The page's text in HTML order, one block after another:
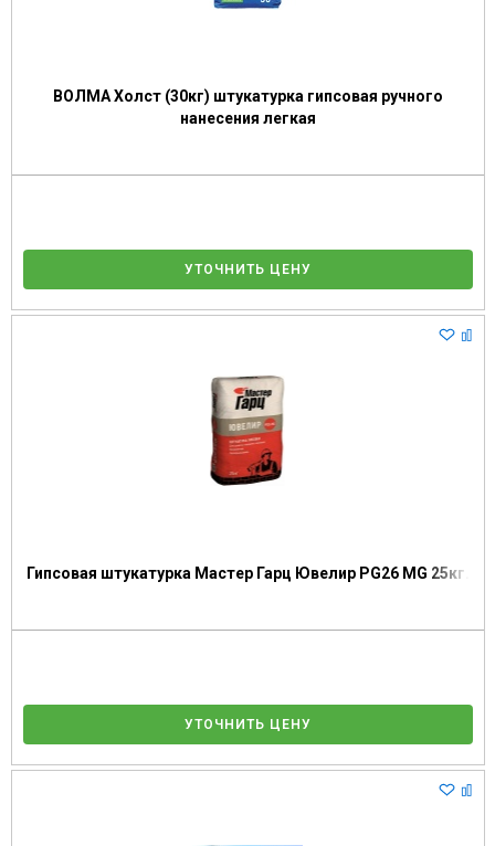
ВОЛМА Холст (30кг) штукатурка гипсовая ручного
нанесения легкая
УТОЧНИТЬ ЦЕНУ
Гипсовая штукатурка Мастер Гарц Ювелир PG26 MG 25кг.
УТОЧНИТЬ ЦЕНУ